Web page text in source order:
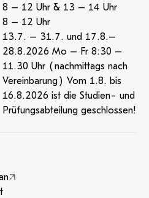
8 – 12 Uhr & 13 – 14 Uhr
8 – 12 Uhr
13.7. – 31.7. und 17.8.–
28.8.2026 Mo – Fr 8:30 –
11.30 Uhr (nachmittags nach
Vereinbarung) Vom 1.8. bis
16.8.2026 ist die Studien- und
Prüfungsabteilung geschlossen!